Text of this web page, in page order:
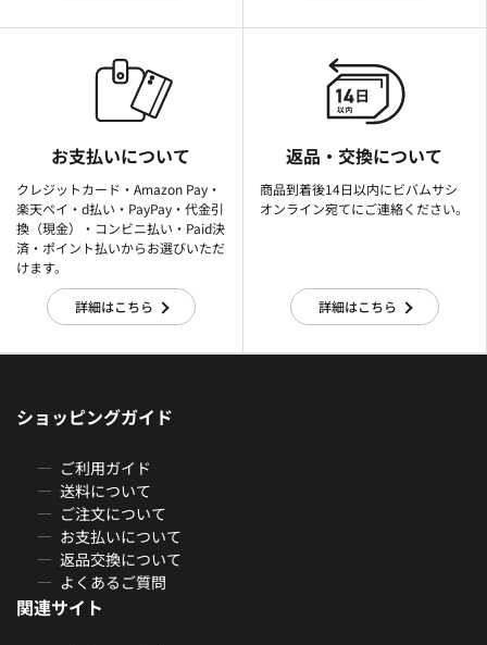
お支払いについて
クレジットカード・Amazon Pay・
楽天ぺイ・d払い・PayPay・代金引
換（現金）・コンビニ払い・Paid決
済・ポイント払いからお選びいただ
けます。
詳細はこちら
返品・交換について
商品到着後14日以内にビバムサシ
オンライン宛てにご連絡ください。
詳細はこちら
ショッピングガイド
ご利用ガイド
送料について
ご注文について
お支払いについて
返品交換について
よくあるご質問
関連サイト